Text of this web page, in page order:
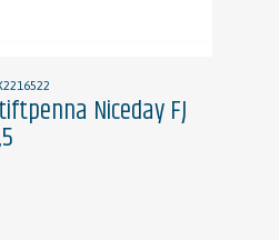
Niceday FJ